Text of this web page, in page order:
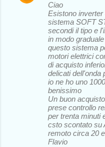
Ciao
Esistono
sistema SOFT
secondi il tipo e
in modo graduale
questo sistema
motori elettrici
di acquisto
delicati dell'onda
io ne ho uno
benissimo
Un buon
prese controllo
per trenta minuti
csto scontato su
remoto circa 20
Flavio